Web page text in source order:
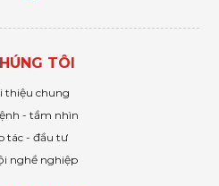
TÔI
thiệu chung
- tầm nhìn
tác - đầu tư
nghề nghiệp